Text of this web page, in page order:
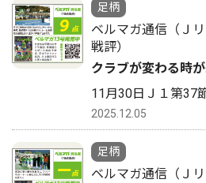
足柄
ベルマガ通信（Ｊ
戦評）
クラブが変わる時
11月30日Ｊ１第37
2025.12.05
足柄
ベルマガ通信（Ｊ